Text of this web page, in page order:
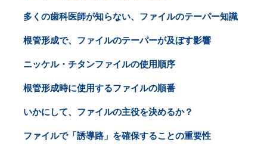
多くの歯科医師が知らない、ファイルのテーパー知識
根管形成で、ファイルのテーパーが及ぼす影響
ニッケル・チタンファイルの使用順序
根管形成時に使用するファイルの順番
いかにして、ファイルの主役を決めるか？
ファイルで「誘導路」を確保することの重要性